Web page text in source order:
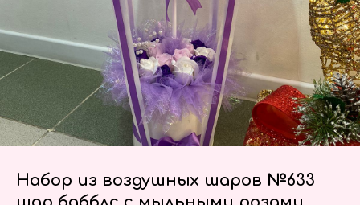
Набор из воздушных шаров №633